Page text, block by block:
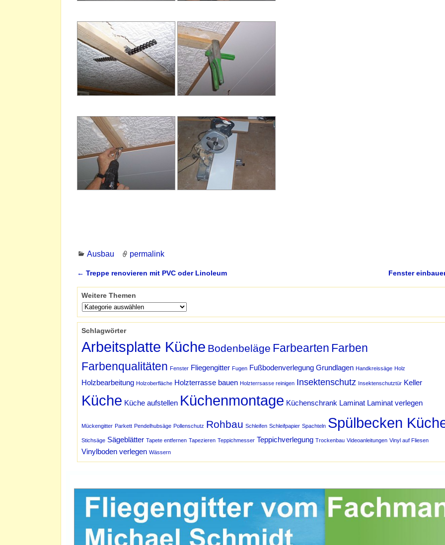
Ausbau permalink
← Treppe renovieren mit PVC oder Linoleum Fenster
Weitere Themen
Schlagwörter
Arbeitsplatte Küche Bodenbeläge Farbearten Farben
Farbenqualitäten Fenster Fliegengitter Fugen Fußbodenverlegung Grundlagen Handkreissäge Holz
Holzbearbeitung Holzoberfläche Holzterrasse bauen Holzterrsasse reinigen Insektenschutz Insektenschutztür Keller
Küche Küche aufstellen Küchenmontage Küchenschrank Laminat Laminat verlegen
Mückengitter Parkett Pendelhubsäge Pollenschutz Rohbau Schleifen Schleifpapier Spachteln Spülbecken
Stichsäge Sägeblätter Tapete entfernen Tapezieren Teppichmesser Teppichverlegung Trockenbau Videoanleitungen Vinyl auf Fliesen
Vinylboden verlegen Wässern